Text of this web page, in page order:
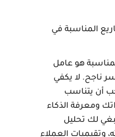
المناسبة في
هو عامل
لا يكفي
يتناسب
الذكاء
لك تحليل
العملاء